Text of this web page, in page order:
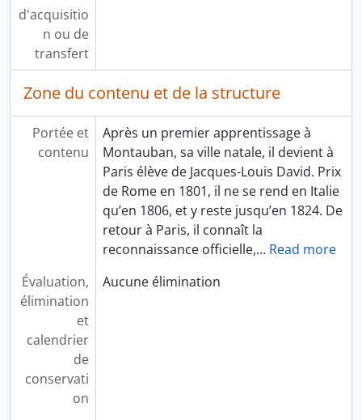
d'acquisitio
n ou de
transfert
Zone du contenu et de la structure
Portée et
contenu
Après un premier apprentissage à
Montauban, sa ville natale, il devient à
Paris élève de Jacques-Louis David. Prix
de Rome en 1801, il ne se rend en Italie
qu’en 1806, et y reste jusqu’en 1824. De
retour à Paris, il connaît la
reconnaissance officielle,… Read more
Évaluation,
élimination
et
calendrier
de
conservati
on
Aucune élimination